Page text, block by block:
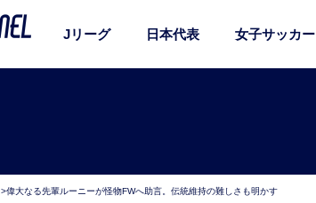
Jリーグ 日本代表 女子サッカー
>偉大なる先輩ルーニーが怪物FWへ助言。伝統維持の難しさも明かす